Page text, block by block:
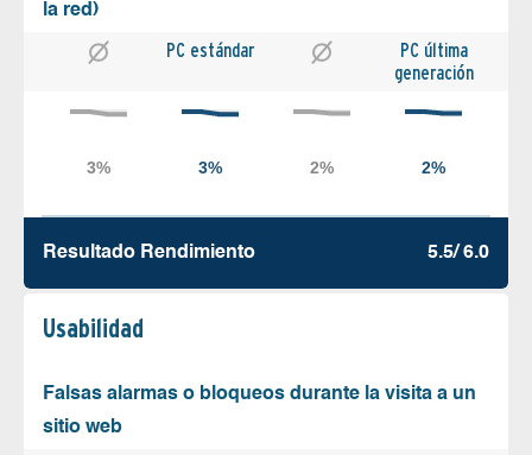
la red)
PC estándar
PC última
generación
Resultado Rendimiento 5.5/ 6.0
Usabilidad
Falsas alarmas o bloqueos durante la visita a un
sitio web